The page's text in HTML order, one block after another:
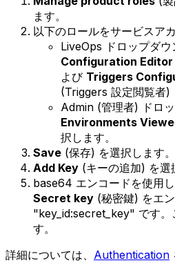
ます。
以下のロールをサービスア
LiveOps ドロップダウ
Configuration Editor
よび Triggers
(Triggers 設定閲覧者)
Admin (管理者) ドロ
Environments
択します。
Save (保存) を選択します。
Add Key (キーの追加) を選
base64 エンコードを使用
Secret key (秘密鍵) をエ
"key_id:secret_key" です。
す。
詳細については、 Authentication